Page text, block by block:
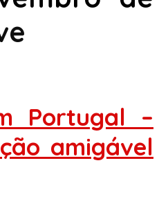
Portugal –
amigável